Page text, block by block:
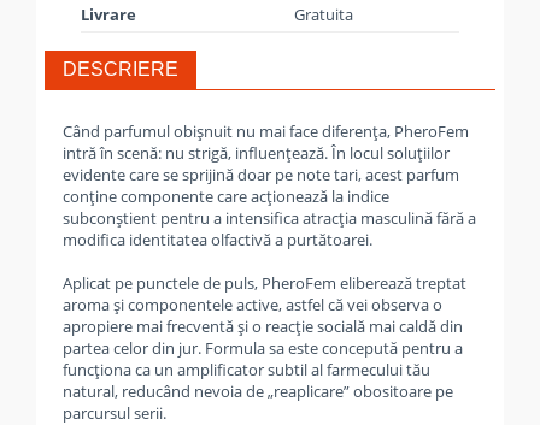
Livrare
Gratuita
DESCRIERE
Când parfumul obișnuit nu mai face diferența, PheroFem
intră în scenă: nu strigă, influențează. În locul soluțiilor
evidente care se sprijină doar pe note tari, acest parfum
conține componente care acționează la indice
subconștient pentru a intensifica atracția masculină fără a
modifica identitatea olfactivă a purtătoarei.
Aplicat pe punctele de puls, PheroFem eliberează treptat
aroma și componentele active, astfel că vei observa o
apropiere mai frecventă și o reacție socială mai caldă din
partea celor din jur. Formula sa este concepută pentru a
funcționa ca un amplificator subtil al farmecului tău
natural, reducând nevoia de „reaplicare” obositoare pe
parcursul serii.